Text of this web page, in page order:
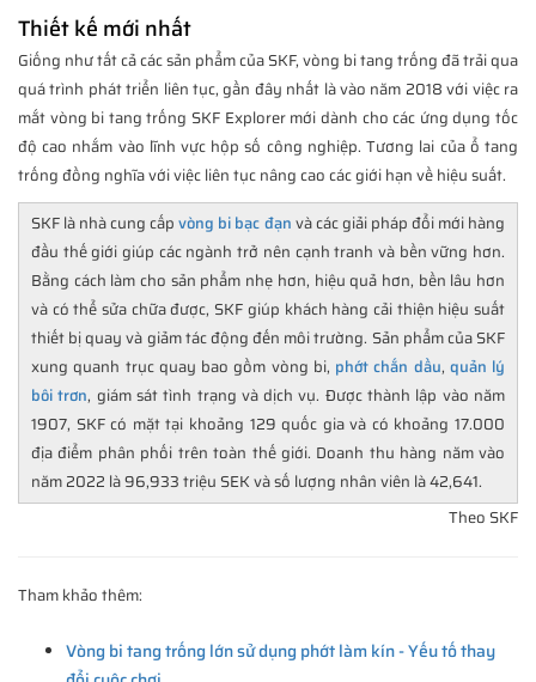
Thiết kế mới nhất
Giống như tất cả các sản phẩm của SKF, vòng bi tang trống đã trải qua
quá trình phát triển liên tục, gần đây nhất là vào năm 2018 với việc ra
mắt vòng bi tang trống SKF Explorer mới dành cho các ứng dụng tốc
độ cao nhắm vào lĩnh vực hộp số công nghiệp. Tương lai của ổ tang
trống đồng nghĩa với việc liên tục nâng cao các giới hạn về hiệu suất.
SKF là nhà cung cấpvòng bi bạc đạnvà các giải pháp đổi mới hàng
đầu thế giới giúp các ngành trở nên cạnh tranh và bền vững hơn.
Bằng cách làm cho sản phẩm nhẹ hơn, hiệu quả hơn, bền lâu hơn
và có thể sửa chữa được, SKF giúp khách hàng cải thiện hiệu suất
thiết bị quay và giảm tác động đến môi trường. Sản phẩm của SKF
xung quanh trục quay bao gồm vòng bi, phớt chắn dầu, quản lý
bôi trơn, giám sát tình trạng và dịch vụ. Được thành lập vào năm
1907, SKF có mặt tại khoảng 129 quốc gia và có khoảng 17.000
địa điểm phân phối trên toàn thế giới. Doanh thu hàng năm vào
năm 2022 là 96,933 triệu SEK và số lượng nhân viên là 42,641.
Theo SKF
Tham khảo thêm:
Vòng bi tang trống lớn sử dụng phớt làm kín - Yếu tố thay